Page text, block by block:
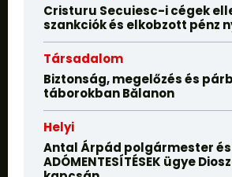
Cristuru Secuiesc-i cégek
szankciók és elkobzott pénz
Társadalom
Biztonság, megelőzés és
táborokban Bălanon
Helyi
Antal Árpád polgármester és
ADÓMENTESÍTÉSEK ügye